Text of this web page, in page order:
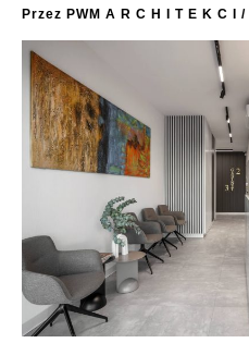
Przez PWM A R C H I T E K C I /